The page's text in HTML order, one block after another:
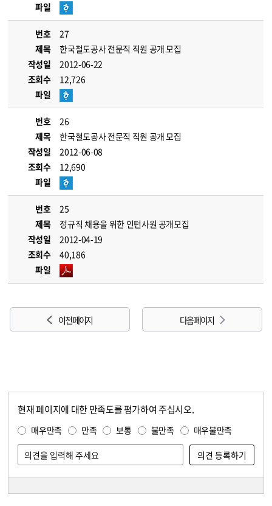
파일
번호
27
제목
한국철도공사 전문직 직원 공개 모집
작성일
2012-06-22
조회수
12,726
파일
번호
26
제목
한국철도공사 전문직 직원 공개 모집
작성일
2012-06-08
조회수
12,690
파일
번호
25
제목
정규직 채용을 위한 인턴사원 공개모집
작성일
2012-04-19
조회수
40,186
파일
이전 페이지 다음 페이지
현재 페이지에 대한 만족도를 평가하여 주십시오.
매우만족 만족 보통 불만족 매우불만족